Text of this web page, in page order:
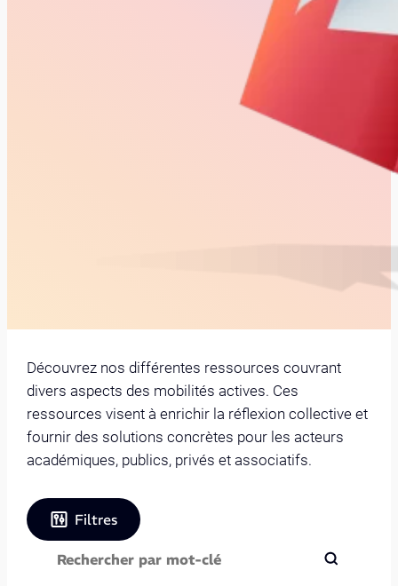
Découvrez nos différentes ressources couvrant
divers aspects des mobilités actives. Ces
ressources visent à enrichir la réflexion collective et
fournir des solutions concrètes pour les acteurs
académiques, publics, privés et associatifs.
Filtres